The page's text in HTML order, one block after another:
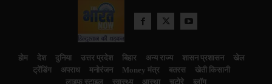
होम देश दुनिया उत्तर प्रदेश बिहार अन्य राज्य शासन प्रशासन
खेल
ट्रेंडिंग
अपराध मनोरंजन Money मंत्र बतरस
खेती किसानी
लाइफ स्टाइल
स्वास्थ्य आस्था चटोरे ब्लॉग